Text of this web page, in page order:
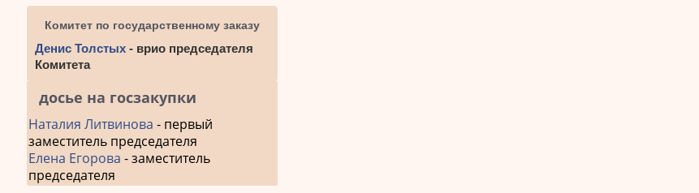
Комитет по государственному заказу
Денис Толстых - врио председателя
Комитета
досье на госзакупки
Наталия Литвинова - первый
заместитель председателя
Елена Егорова - заместитель
председателя